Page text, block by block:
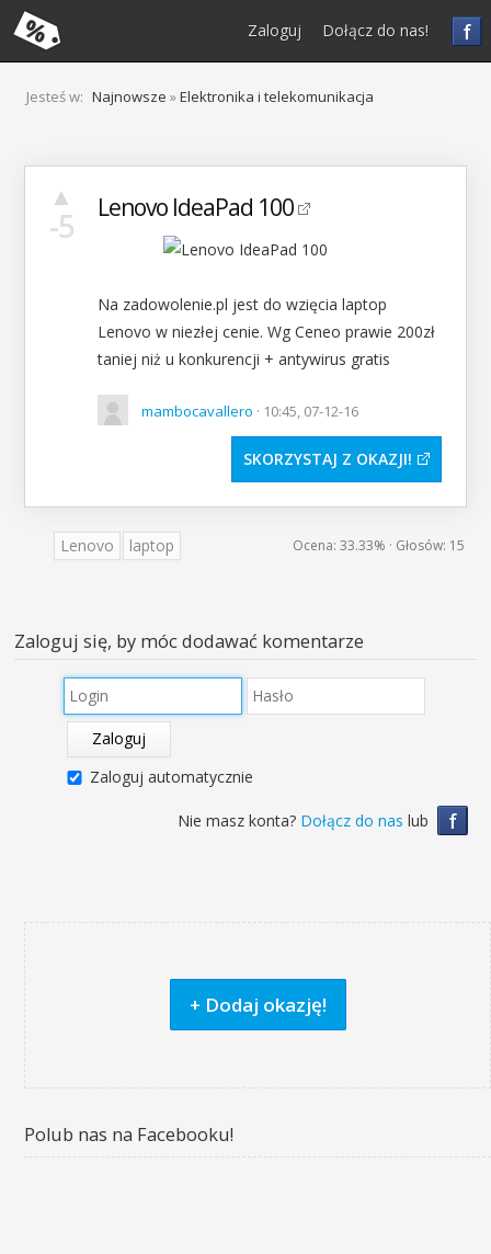
f
Zaloguj Dołącz do nas!
Jesteś w: Najnowsze »Elektronika i telekomunikacja
▲
-5 Lenovo IdeaPad 100
Na zadowolenie.pl jest do wzięcia laptop
Lenovo w niezłej cenie. Wg Ceneo prawie 200zł
taniej niż u konkurencji + antywirus gratis
mambocavallero · 10:45, 07-12-16
SKORZYSTAJ Z OKAZJI
Lenovo laptop Ocena: 33.33% · Głosów: 15
Zaloguj się, by móc dodawać komentarze
Zaloguj
Zaloguj automatycznie
f
Nie masz konta? Dołącz do nas lub
+ Dodaj okazję!
Polub nas na Facebooku!